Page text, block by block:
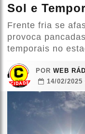
Sol e
Frente fria se
provoca
temporais no
POR WEB
14/02/2025